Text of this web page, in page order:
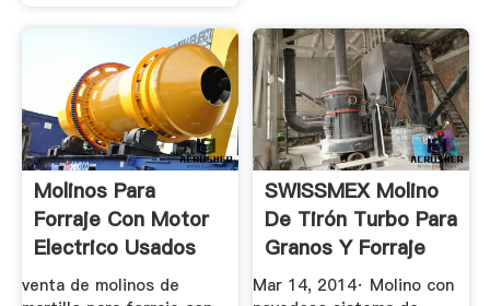
Molinos Para
Forraje Con Motor
Electrico Usados
venta de molinos de
SWISSMEX Molino
De Tirón Turbo Para
Granos Y Forraje
610 ...
Mar 14, 2014· Molino con